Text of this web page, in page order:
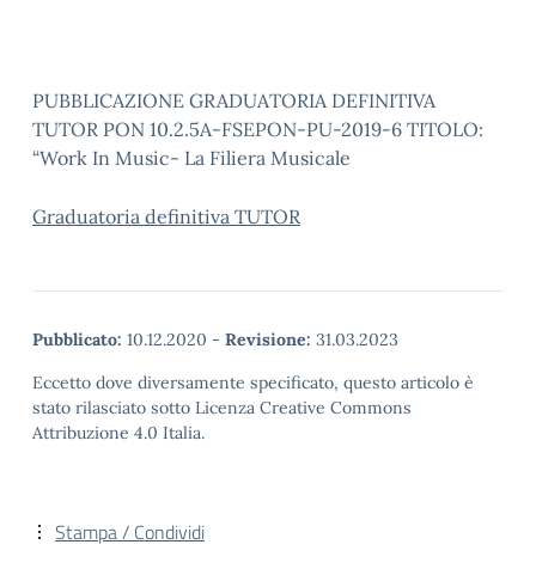
PUBBLICAZIONE GRADUATORIA DEFINITIVA
TUTOR PON 10.2.5A-FSEPON-PU-2019-6 TITOLO:
“Work In Music- La Filiera Musicale
Graduatoria definitiva TUTOR
Pubblicato: 10.12.2020 - Revisione: 31.03.2023
Eccetto dove diversamente specificato, questo articolo è
stato rilasciato sotto Licenza Creative Commons
Attribuzione 4.0 Italia.
Stampa / Condividi